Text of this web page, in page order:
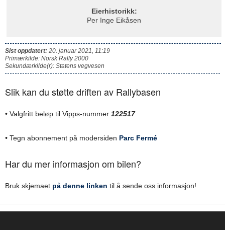
Eierhistorikk:
Per Inge Eikåsen
Sist oppdatert: 20. januar 2021, 11:19
Primærkilde: Norsk Rally 2000
Sekundærkilde(r): Statens vegvesen
Slik kan du støtte driften av Rallybasen
• Valgfritt beløp til Vipps-nummer 122517
• Tegn abonnement på modersiden Parc Fermé
Har du mer informasjon om bilen?
Bruk skjemaet på denne linken til å sende oss informasjon!